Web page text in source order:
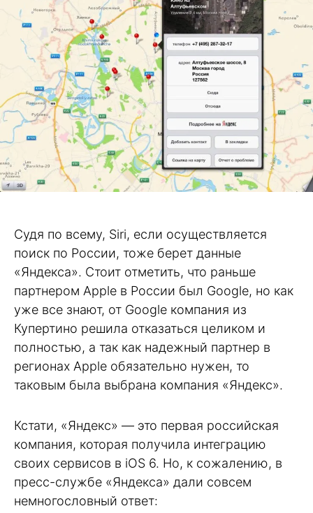
Судя по всему, Siri, если осуществляется
поиск по России, тоже берет данные
«Яндекса». Стоит отметить, что раньше
партнером Apple в России был Google, но как
уже все знают, от Google компания из
Купертино решила отказаться целиком и
полностью, а так как надежный партнер в
регионах Apple обязательно нужен, то
таковым была выбрана компания «Яндекс».
Кстати, «Яндекс» — это первая российская
компания, которая получила интеграцию
своих сервисов в iOS 6. Но, к сожалению, в
пресс-службе «Яндекса» дали совсем
немногословный ответ: